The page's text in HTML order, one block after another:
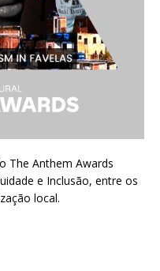
The Anthem Awards
e Inclusão, entre os
local.